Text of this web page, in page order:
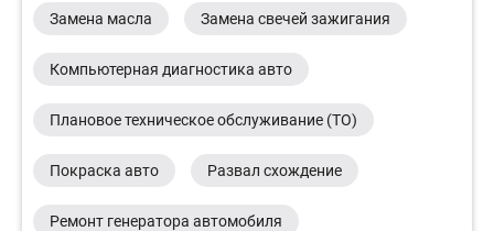
Замена масла Замена свечей зажигания
Компьютерная диагностика авто
Плановое техническое обслуживание (ТО)
Покраска авто Развал схождение
Ремонт генератора автомобиля